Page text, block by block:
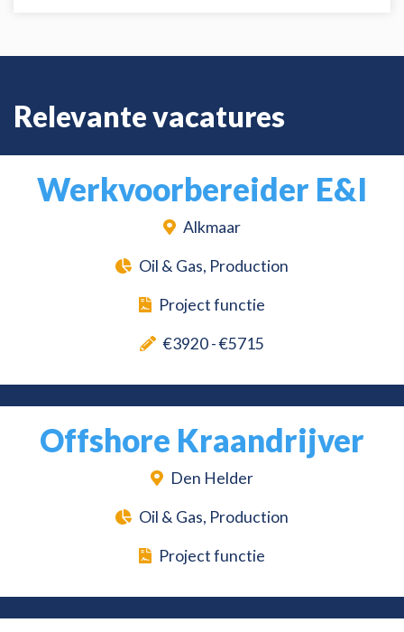
Relevante vacatures
Werkvoorbereider E&I
Alkmaar
Oil & Gas, Production
Project functie
€3920 - €5715
Offshore Kraandrijver
Den Helder
Oil & Gas, Production
Project functie